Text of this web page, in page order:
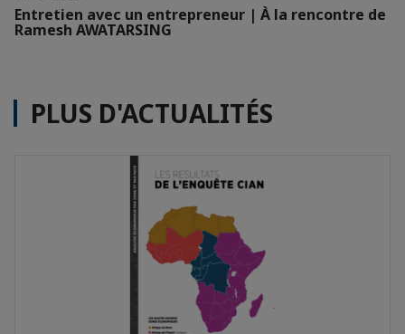
Entretien avec un entrepreneur | À la rencontre de
Ramesh AWATARSING
PLUS D'ACTUALITÉS